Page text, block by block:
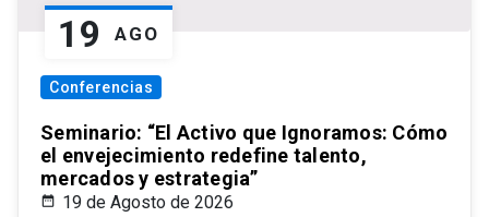
19 AGO
Conferencias
Seminario: “El Activo que Ignoramos: Cómo
el envejecimiento redefine talento,
mercados y estrategia”
19 de Agosto de 2026